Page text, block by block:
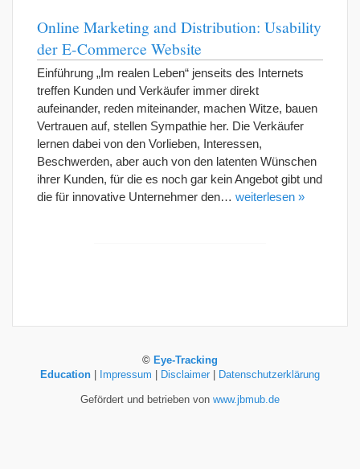
Online Marketing and Distribution: Usability
der E-Commerce Website
Einführung „Im realen Leben“ jenseits des Internets
treffen Kunden und Verkäufer immer direkt
aufeinander, reden miteinander, machen Witze, bauen
Vertrauen auf, stellen Sympathie her. Die Verkäufer
lernen dabei von den Vorlieben, Interessen,
Beschwerden, aber auch von den latenten Wünschen
ihrer Kunden, für die es noch gar kein Angebot gibt und
die für innovative Unternehmer den… weiterlesen »
© Eye-Tracking
Education
Impressum Disclaimer Datenschutzerklärung
Gefördert und betrieben von www.jbmub.de